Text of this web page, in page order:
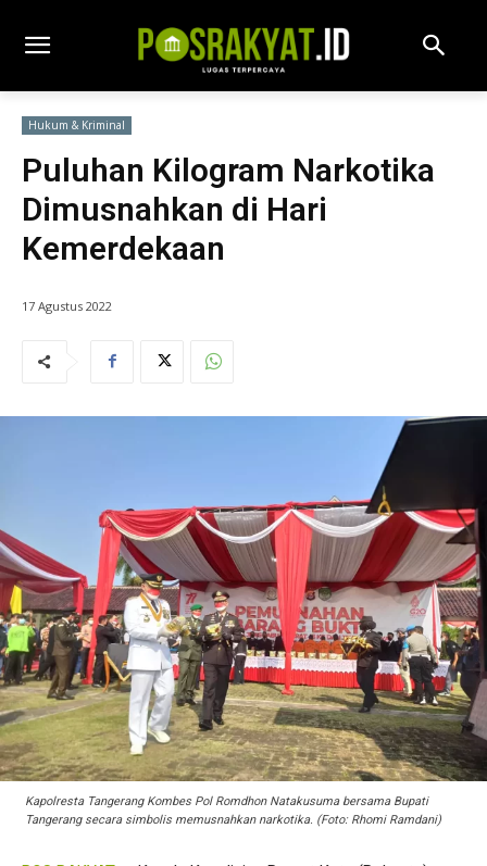
Hukum & Kriminal
Puluhan Kilogram Narkotika
Dimusnahkan di Hari
Kemerdekaan
17 Agustus 2022
Kapolresta Tangerang Kombes Pol Romdhon Natakusuma bersama Bupati
Tangerang secara simbolis memusnahkan narkotika. (Foto: Rhomi Ramdani)